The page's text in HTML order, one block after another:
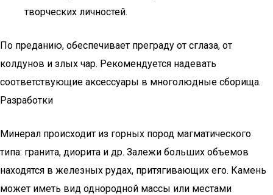
творческих личностей.
По преданию, обеспечивает преграду от сглаза, от
колдунов и злых чар. Рекомендуется надевать
соответствующие аксессуары в многолюдные сборища.
Разработки
Минерал происходит из горных пород магматического
типа: гранита, диорита и др. Залежи больших объемов
находятся в железных рудах, притягивающих его. Камень
может иметь вид однородной массы или местами